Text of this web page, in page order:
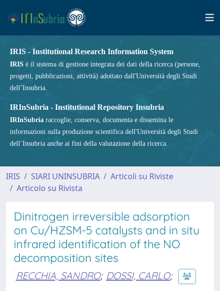
IRIS - Institutional Research Information System
IRIS è il sistema di gestione integrata dei dati della ricerca (persone,
progetti, pubblicazioni, attività) adottato dall'Università degli Studi
dell’Insubria.
IRInSubria - Institutional Repository Insubria
IRInSubria raccoglie, conserva, documenta e dissemina le
informazioni sulla produzione scientifica dell'Università degli Studi
dell’Insubria anche ai fini della valutazione della ricerca.
IRIS SIARI UNINSUBRIA
Articoli su Riviste
Articolo su Rivista
Dinitrogen irreversible adsorption
on Cu/HZSM-5 catalysts and in situ
infrared identification of the NO
decomposition sites
RECCHIA, SANDRO; DOSSI, CARLO;